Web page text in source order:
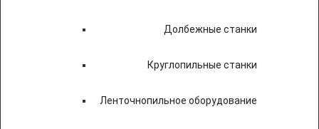
Долбежные станки
Круглопильные станки
Ленточнопильное оборудование